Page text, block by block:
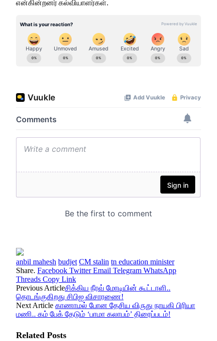
என்கின்றனர் கல்வியாளர்கள்.
anbil mahesh budjet CM stalin tn education minister
Share. Facebook Twitter Email Telegram WhatsApp
Threads Copy Link
Previous Articleசிக்கிய நீரவ் மோடியின் கூட்டாளி..
தொடங்குகிறது சிபிஐ விசாரணை!
Next Article காணாமல் போன தேசிய விருது நாயகி பிரியா
மணி.. கம் பேக் தேடும் ‘பாமா கலாபம்’ திரைப்படம்!
Related Posts